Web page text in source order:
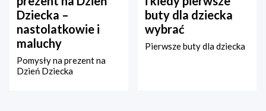
Dziecka –
nastolatkowie i
maluchy
Pomysły na prezent na
Dzień Dziecka
buty dla dziecka
wybrać
Pierwsze buty dla dziecka